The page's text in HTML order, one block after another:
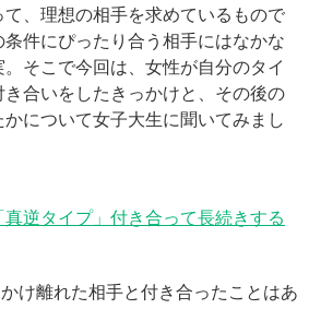
、理想の相手を求めているもので
件にぴったり合う相手にはなかな
そこで今回は、女性が自分のタイ
合いをしたきっかけと、その後の
について女子大生に聞いてみまし
真逆タイプ」付き合って長続きする
け離れた相手と付き合ったことはあ